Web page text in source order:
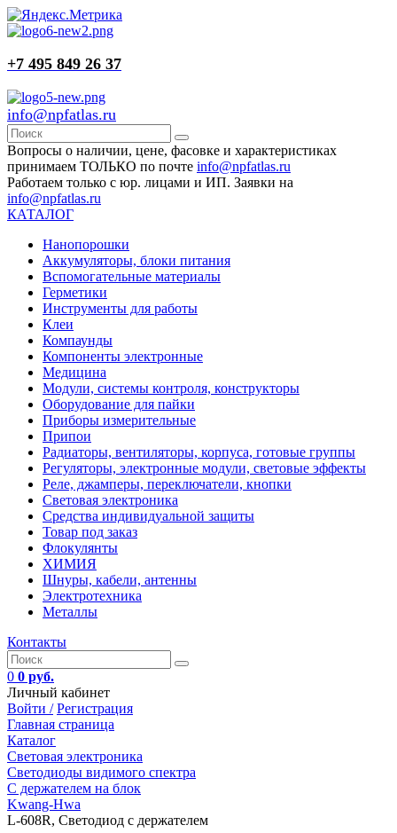
+7 495 849 26 37
info@npfatlas.ru
Вопросы о наличии, цене, фасовке и характеристиках
принимаем ТОЛЬКО по почте info@npfatlas.ru
Работаем только с юр. лицами и ИП. Заявки на
info@npfatlas.ru
КАТАЛОГ
Нанопорошки
Аккумуляторы, блоки питания
Вспомогательные материалы
Герметики
Инструменты для работы
Клеи
Компаунды
Компоненты электронные
Медицина
Модули, системы контроля, конструкторы
Оборудование для пайки
Приборы измерительные
Припои
Радиаторы, вентиляторы, корпуса, готовые группы
Регуляторы, электронные модули, световые эффекты
Реле, джамперы, переключатели, кнопки
Световая электроника
Средства индивидуальной защиты
Товар под заказ
Флокулянты
ХИМИЯ
Шнуры, кабели, антенны
Электротехника
Металлы
Контакты
0 0 руб.
Личный кабинет
Войти / Регистрация
Главная страница
Каталог
Световая электроника
Светодиоды видимого спектра
C держателем на блок
Kwang-Hwa
L-608R, Светодиод с держателем